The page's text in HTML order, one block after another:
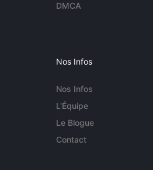
DMCA
Nos Infos
Nos Infos
L'Équipe
Le Blogue
Contact